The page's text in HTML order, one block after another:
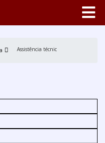
Assistência técnica balanças welmy